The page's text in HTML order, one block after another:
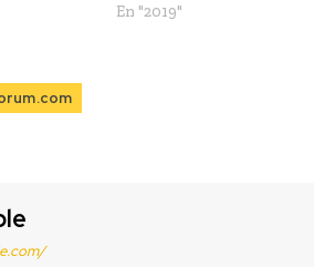
En "2019"